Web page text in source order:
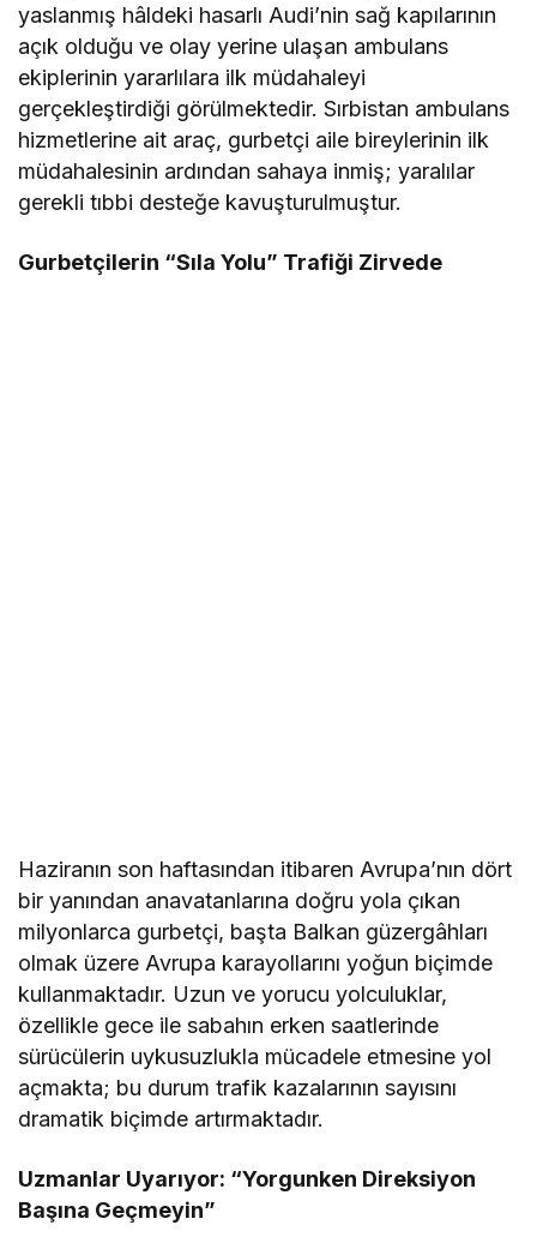
yaslanmış hâldeki hasarlı Audi’nin sağ kapılarının
açık olduğu ve olay yerine ulaşan ambulans
ekiplerinin yararlılara ilk müdahaleyi
gerçekleştirdiği görülmektedir. Sırbistan ambulans
hizmetlerine ait araç, gurbetçi aile bireylerinin ilk
müdahalesinin ardından sahaya inmiş; yaralılar
gerekli tıbbi desteğe kavuşturulmuştur.
Gurbetçilerin “Sıla Yolu” Trafiği Zirvede
Haziranın son haftasından itibaren Avrupa’nın dört
bir yanından anavatanlarına doğru yola çıkan
milyonlarca gurbetçi, başta Balkan güzergâhları
olmak üzere Avrupa karayollarını yoğun biçimde
kullanmaktadır. Uzun ve yorucu yolculuklar,
özellikle gece ile sabahın erken saatlerinde
sürücülerin uykusuzlukla mücadele etmesine yol
açmakta; bu durum trafik kazalarının sayısını
dramatik biçimde artırmaktadır.
Uzmanlar Uyarıyor: “Yorgunken Direksiyon
Başına Geçmeyin”